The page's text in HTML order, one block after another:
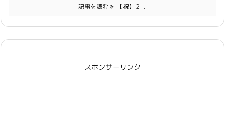
記事を読む 【祝】２ ...
スポンサーリンク